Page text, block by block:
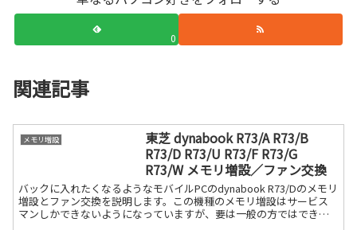
0
関連記事
メモリ増設
東芝 dynabook R73/A R73/B
R73/D R73/U R73/F R73/G
R73/W メモリ増設／ファン交換
バックに入れたくなるようなモバイルPCのdynabook R73/Dのメモリ
増設とファン交換を説明します。この機種のメモリ増設はサービス
マンしかできないようになっていますが、要は一般の方ではできな